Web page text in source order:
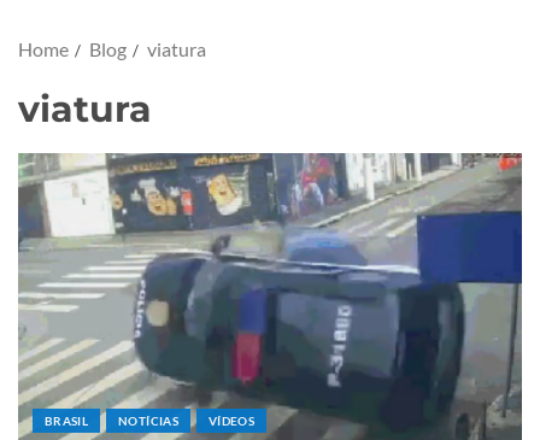
Home Blog viatura
viatura
BRASIL NOTÍCIAS VÍDEOS